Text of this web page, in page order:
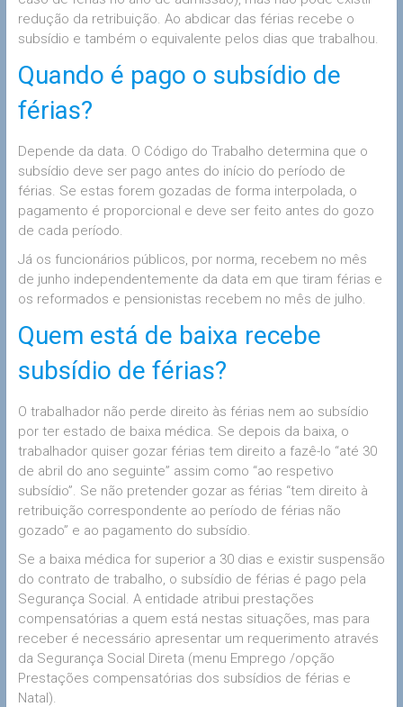
redução da retribuição. Ao abdicar das férias recebe o
subsídio e também o equivalente pelos dias que trabalhou.
Quando é pago o subsídio de
férias?
Depende da data. O Código do Trabalho determina que o
subsídio deve ser pago antes do início do período de
férias. Se estas forem gozadas de forma interpolada, o
pagamento é proporcional e deve ser feito antes do gozo
de cada período.
Já os funcionários públicos, por norma, recebem no mês
de junho independentemente da data em que tiram férias e
os reformados e pensionistas recebem no mês de julho.
Quem está de baixa recebe
subsídio de férias?
O trabalhador não perde direito às férias nem ao subsídio
por ter estado de baixa médica. Se depois da baixa, o
trabalhador quiser gozar férias tem direito a fazê-lo “até 30
de abril do ano seguinte” assim como “ao respetivo
subsídio”. Se não pretender gozar as férias “tem direito à
retribuição correspondente ao período de férias não
gozado” e ao pagamento do subsídio.
Se a baixa médica for superior a 30 dias e existir suspensão
do contrato de trabalho, o subsídio de férias é pago pela
Segurança Social. A entidade atribui prestações
compensatórias a quem está nestas situações, mas para
receber é necessário apresentar um requerimento através
da Segurança Social Direta (menu Emprego /opção
Prestações compensatórias dos subsídios de férias e
Natal).